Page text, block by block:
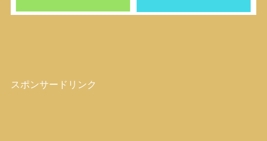
スポンサードリンク